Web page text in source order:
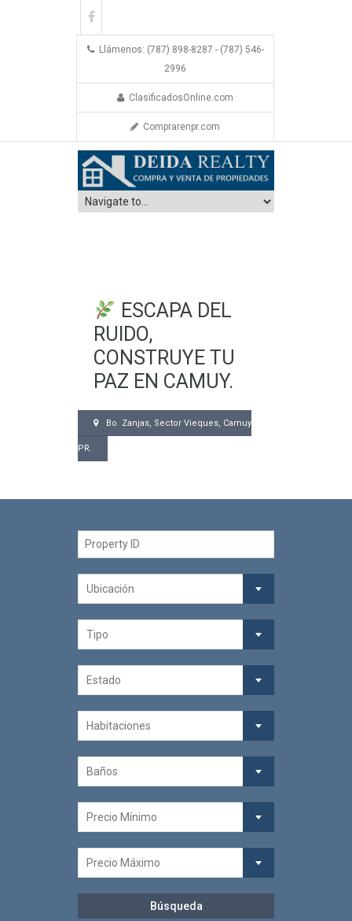
Llámenos: (787) 898-8287 - (787) 546-
2996
ClasificadosOnline.com
Comprarenpr.com
ESCAPA DEL
RUIDO,
CONSTRUYE TU
PAZ EN CAMUY.
Bo. Zanjas, Sector Vieques, Camuy
PR.
Ubicación
Tipo
Estado
Habitaciones
Baños
Precio Mínimo
Precio Máximo